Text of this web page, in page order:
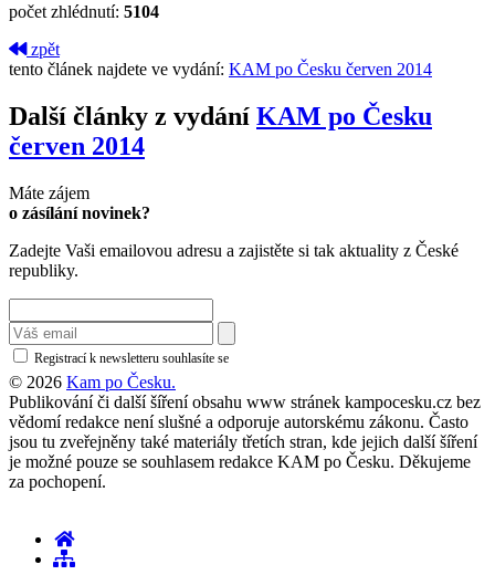
počet zhlédnutí: 5104
zpět
tento článek najdete ve vydání: KAM po Česku červen 2014
Další články z vydání KAM po Česku
červen 2014
Máte zájem
o zásílání novinek?
Zadejte Vaši emailovou adresu a zajistěte si tak aktuality z České
republiky.
Registrací k newsletteru souhlasíte se
© 2026 Kam po Česku.
Publikování či další šíření obsahu www stránek kampocesku.cz bez
vědomí redakce není slušné a odporuje autorskému zákonu. Často
jsou tu zveřejněny také materiály třetích stran, kde jejich další šíření
je možné pouze se souhlasem redakce KAM po Česku. Děkujeme
za pochopení.